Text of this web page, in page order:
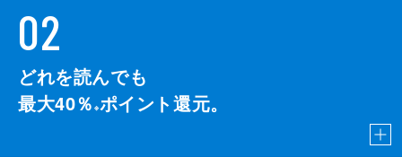
02
どれを読んでも
最大40％ ※ポイント還元。